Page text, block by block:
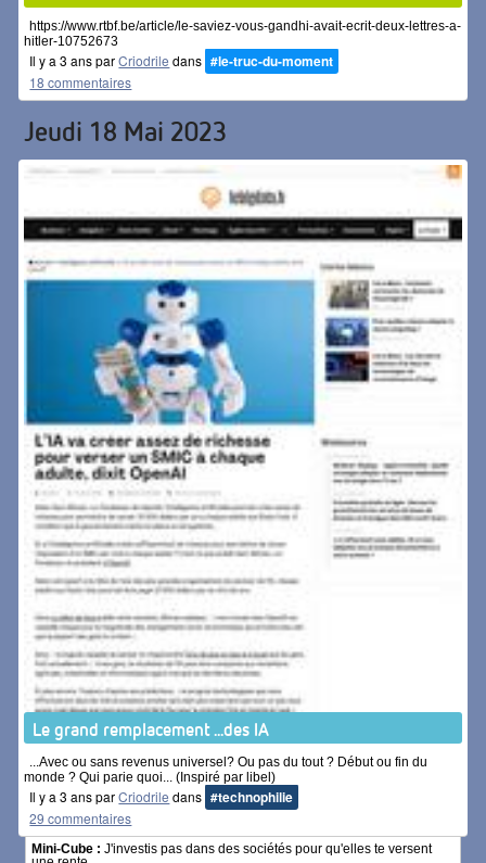
https://www.rtbf.be/article/le-saviez-vous-gandhi-avait-ecrit-deux-lettres-a-
hitler-10752673
Il y a 3 ans parCriodrile dans #le-truc-du-moment
18 commentaires
Jeudi 18 Mai 2023
Le grand remplacement ...des IA
...Avec ou sans revenus universel? Ou pas du tout ? Début ou fin du
monde ? Qui parie quoi... (Inspiré par libel)
Il y a 3 ans parCriodrile dans #technophilie
29 commentaires
Mini-Cube : J'investis pas dans des sociétés pour qu'elles te versent